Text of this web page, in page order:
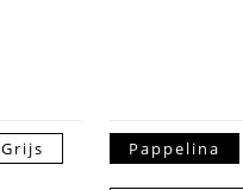
Grijs Pappelina